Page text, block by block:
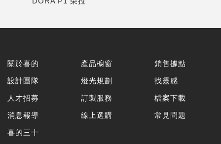
關於喜的
設計團隊
人才招募
消息報導
喜的三十
產品櫥窗
燈光規劃
訂製服務
線上選購
銷售據點
找靈感
檔案下載
常見問題